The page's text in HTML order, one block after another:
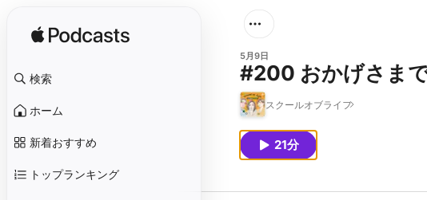
検索
ホーム
新着おすすめ
トップランキング
5月9日
#200 おかげさま
スクールオブライフ
21分